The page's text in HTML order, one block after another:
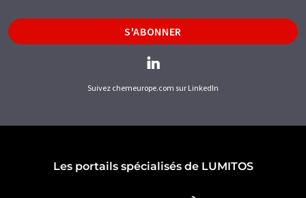
S'ABONNER
Suivez chemeurope.com sur LinkedIn
Les portails spécialisés de LUMITOS